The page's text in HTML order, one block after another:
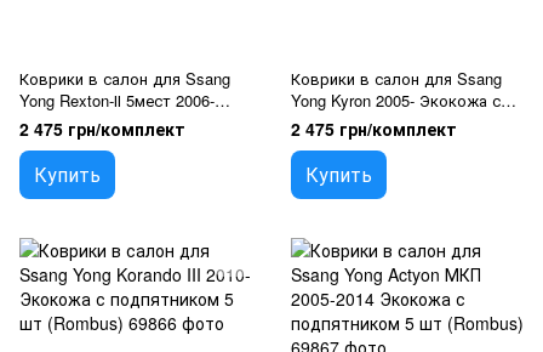
Коврики в салон для Ssang
Yong Rexton-ІІ 5мест 2006-
Экокожа с подпятником 5 шт
(Rombus)
2 475 грн/комплект
Купить
Коврики в салон для Ssang
Yong Kyron 2005- Экокожа с
подпятником 5 шт (Rombus)
2 475 грн/комплект
Купить